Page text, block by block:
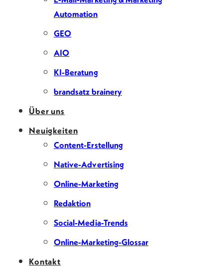
Automation
GEO
AIO
KI-Beratung
brandsatz brainery
Über uns
Neuigkeiten
Content-Erstellung
Native-Advertising
Online-Marketing
Redaktion
Social-Media-Trends
Online-Marketing-Glossar
Kontakt